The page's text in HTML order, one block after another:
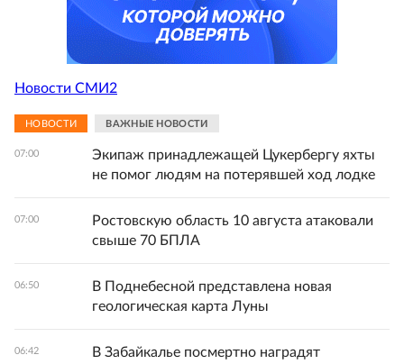
Новости СМИ2
НОВОСТИ ВАЖНЫЕ НОВОСТИ
07:00
Экипаж принадлежащей Цукербергу яхты
не помог людям на потерявшей ход лодке
07:00
Ростовскую область 10 августа атаковали
свыше 70 БПЛА
06:50
В Поднебесной представлена новая
геологическая карта Луны
06:42
В Забайкалье посмертно наградят